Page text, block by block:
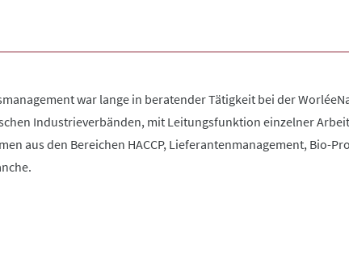
war lange in beratender Tätigkeit bei der
Industrieverbänden, mit Leitungsfunktion einzelner
aus den Bereichen HACCP, Lieferantenmanagement, Bio-